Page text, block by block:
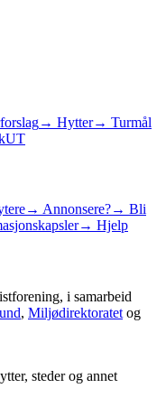
→ Hytter→ Turmål
→ Annonsere?→ Bli
→ Hjelp
i samarbeid
, Miljødirektoratet og
steder og annet